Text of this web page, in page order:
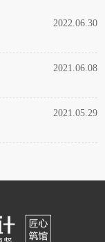
2022.06.30
2021.06.08
2021.05.29